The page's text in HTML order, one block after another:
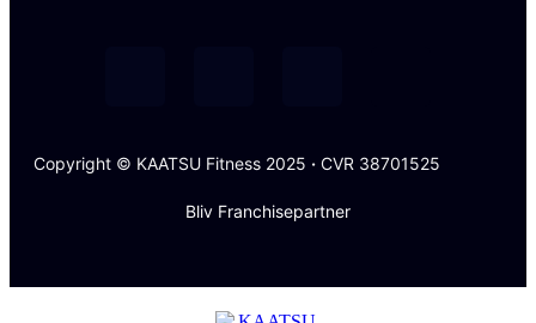
Copyright © KAATSU Fitness 2025 · CVR 38701525
Bliv Franchisepartner